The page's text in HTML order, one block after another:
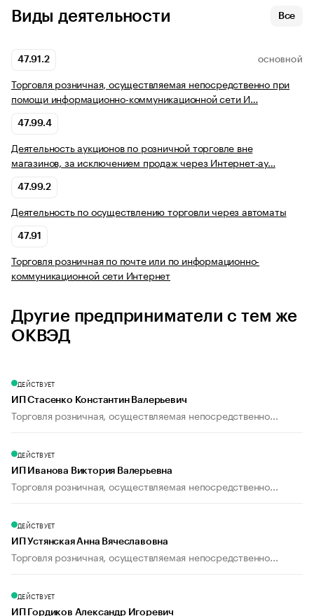
Виды деятельности Все
47.91.2 ОСНОВНОЙ
Торговля розничная, осуществляемая непосредственно при
помощи информационно-коммуникационной сети И…
47.99.4
Деятельность аукционов по розничной торговле вне
магазинов, за исключением продаж через Интернет-ау…
47.99.2
Деятельность по осуществлению торговли через автоматы
47.91
Торговля розничная по почте или по информационно-
коммуникационной сети Интернет
Другие предприниматели с тем же
ОКВЭД
ДЕЙСТВУЕТ
ИП Стасенко Константин Валерьевич
Торговля розничная, осуществляемая непосредственно...
ДЕЙСТВУЕТ
ИП Иванова Виктория Валерьевна
Торговля розничная, осуществляемая непосредственно...
ДЕЙСТВУЕТ
ИП Устянская Анна Вячеславовна
Торговля розничная, осуществляемая непосредственно...
ДЕЙСТВУЕТ
ИП Гордиков Александр Игоревич